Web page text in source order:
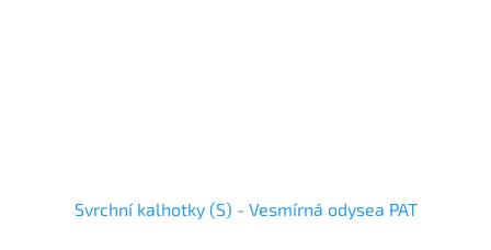
Svrchní kalhotky (S) - Vesmírná odysea PAT